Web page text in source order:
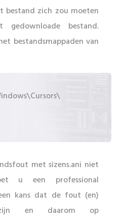
bestand zich zou moeten
bestand.
bestandsmappaden van
met sizens.ani niet
u een professional
kans dat de fout (en)
zijn en daarom op